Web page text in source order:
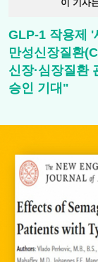
이 기사
GLP-1 작용제 '
만성신장질환
신장·심장질환
승인 기대"